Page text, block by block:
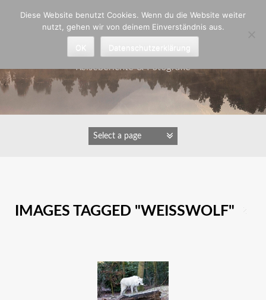
Astrid Padberg
Reiseberichte & Fotografie
IMAGES TAGGED "WEISSWOLF"
Diese Website benutzt Cookies. Wenn du die Website weiter
nutzt, gehen wir von deinem Einverständnis aus.